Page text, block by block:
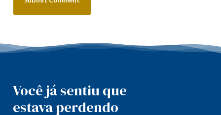
Você já sentiu que
estava perdendo